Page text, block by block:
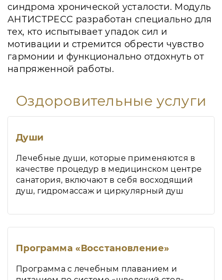
синдрома хронической усталости. Модуль
АНТИСТРЕСС разработан специально для
тех, кто испытывает упадок сил и
мотивации и стремится обрести чувство
гармонии и функционально отдохнуть от
напряженной работы.
Оздоровительные услуги
Души
Лечебные души, которые применяются в
качестве процедур в медицинском центре
санатория, включают в себя восходящий
душ, гидромассаж и циркулярный душ
Программа «Восстановление»
Программа с лечебным плаванием и